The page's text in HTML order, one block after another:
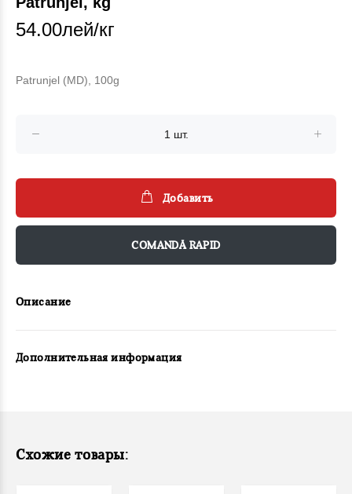
54.00лей/кг
Patrunjel (MD), 100g
Добавить
COMANDĂ RAPID
Описание
Дополнительная информация
Схожие товары: